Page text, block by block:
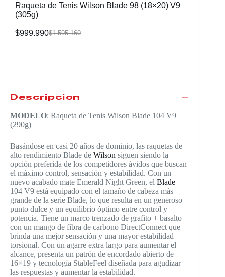
Raqueta de Tenis Wilson Blade 98 (18×20) V9
(305g)
$1.595.160
$999.990
Descripción
MODELO: Raqueta de Tenis Wilson Blade 104 V9
(290g)
Basándose en casi 20 años de dominio, las raquetas de
alto rendimiento Blade de Wilson siguen siendo la
opción preferida de los competidores ávidos que buscan
el máximo control, sensación y estabilidad. Con un
nuevo acabado mate Emerald Night Green, el Blade
104 V9 está equipado con el tamaño de cabeza más
grande de la serie Blade, lo que resulta en un generoso
punto dulce y un equilibrio óptimo entre control y
potencia. Tiene un marco trenzado de grafito + basalto
con un mango de fibra de carbono DirectConnect que
brinda una mejor sensación y una mayor estabilidad
torsional. Con un agarre extra largo para aumentar el
alcance, presenta un patrón de encordado abierto de
16×19 y tecnología StableFeel diseñada para agudizar
las respuestas y aumentar la estabilidad.